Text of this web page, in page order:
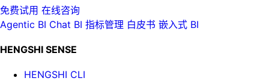
免费试用 在线咨询
Agentic BI Chat BI 指标管理 白皮书 嵌入式 BI
HENGSHI SENSE
HENGSHI CLI